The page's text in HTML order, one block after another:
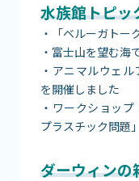
水族館の周辺施設
水族館トピッ
・「ベルーガトー
・富士山を望む海
・アニマルウェ
を開催しました
・ワークショッ
プラスチック問題
ダーウィンの